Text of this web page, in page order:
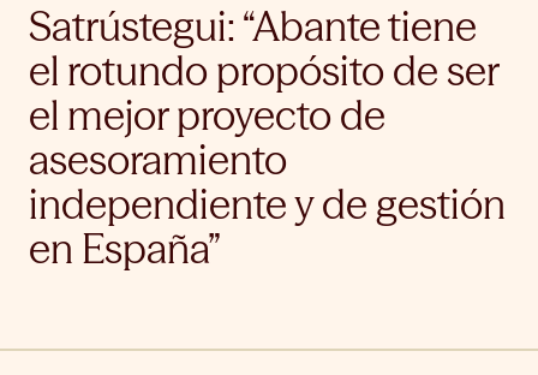
Satrústegui: “Abante tiene
el rotundo propósito de ser
el mejor proyecto de
asesoramiento
independiente y de gestión
en España”